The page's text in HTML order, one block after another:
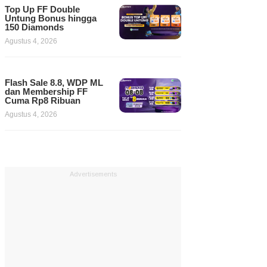
Top Up FF Double
Untung Bonus hingga
150 Diamonds
Agustus 4, 2026
Flash Sale 8.8, WDP ML
dan Membership FF
Cuma Rp8 Ribuan
Agustus 4, 2026
Advertisements